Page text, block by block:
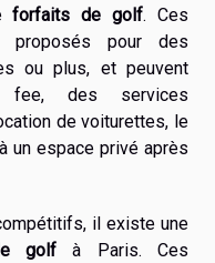
forfaits de golf. Ces
proposés pour des
ou plus, et peuvent
des services
de voiturettes, le
un espace privé après
il existe une
golf à Paris. Ces